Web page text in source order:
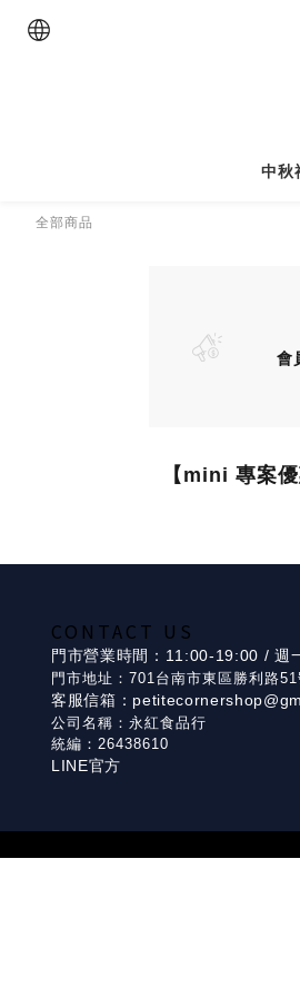
中秋
全部商品
會
【mini 專案優
CONTACT US
門市營業時間：11:00-19:00 / 週
門市地址：701台南市東區勝利路
客服信箱：
公司名稱：永紅食品行
統編：26438610
LINE官方